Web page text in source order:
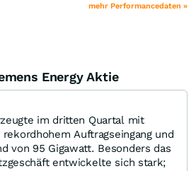
mehr Performancedaten »
Energy Aktie
im dritten Quartal mit
Auftragseingang und
von 95 Gigawatt. Besonders das
entwickelte sich stark;